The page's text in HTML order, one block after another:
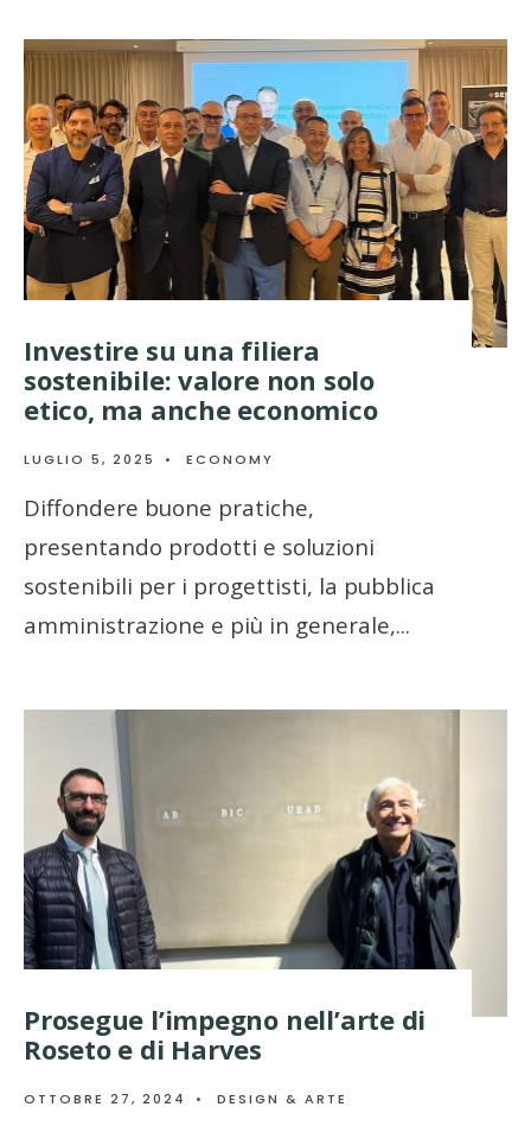
Investire su una filiera
sostenibile: valore non solo
etico, ma anche economico
LUGLIO 5, 2025 • ECONOMY
Diffondere buone pratiche,
presentando prodotti e soluzioni
sostenibili per i progettisti, la pubblica
amministrazione e più in generale,...
Prosegue l’impegno nell’arte di
Roseto e di Harves
OTTOBRE 27, 2024 • DESIGN & ARTE